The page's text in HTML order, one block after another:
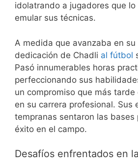
idolatrando a jugadores que lo
emular sus técnicas.
A medida que avanzaba en
dedicación de Chadli al fútbol
Pasó innumerables horas
perfeccionando sus
un compromiso que más
en su carrera profesional. Sus
tempranas sentaron las bases
éxito en el campo.
Desafíos enfrentados en